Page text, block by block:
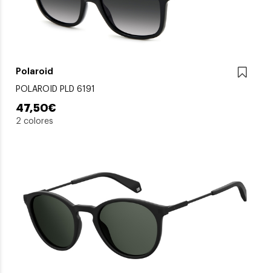
Polaroid
POLAROID PLD 6191
47,50€
2 colores